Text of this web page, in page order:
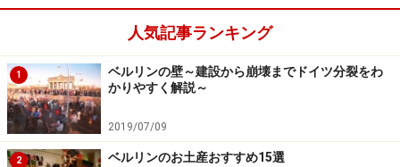
人気記事ランキング
1
ベルリンの壁～建設から崩壊までドイツ分裂をわ
かりやすく解説～
2019/07/09
2 ベルリンのお土産おすすめ15選